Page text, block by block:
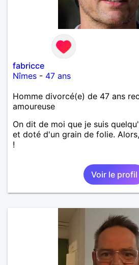
fabricce
Nîmes - 47 ans
Homme divorcé(e) de 47 ans
amoureuse
On dit de moi que je suis
et doté d'un grain de folie.
!
Voir le profil